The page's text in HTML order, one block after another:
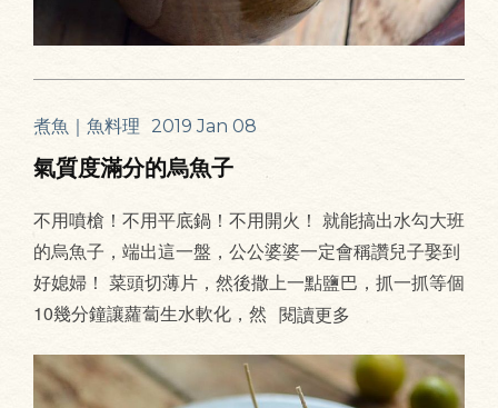
煮魚｜魚料理 2019 Jan 08
氣質度滿分的烏魚子
不用噴槍！不用平底鍋！不用開火！ 就能搞出水勾大班
的烏魚子，端出這一盤，公公婆婆一定會稱讚兒子娶到
好媳婦！ 菜頭切薄片，然後撒上一點鹽巴，抓一抓等個
10幾分鐘讓蘿蔔生水軟化，然 閱讀更多